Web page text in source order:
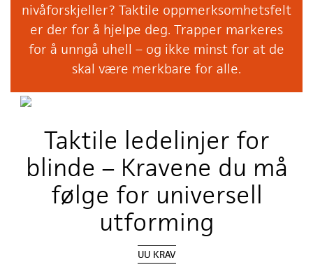
nivåforskjeller? Taktile oppmerksomhetsfelt
er der for å hjelpe deg. Trapper markeres
for å unngå uhell – og ikke minst for at de
skal være merkbare for alle.
Taktile ledelinjer for
blinde – Kravene du må
følge for universell
utforming
UU KRAV